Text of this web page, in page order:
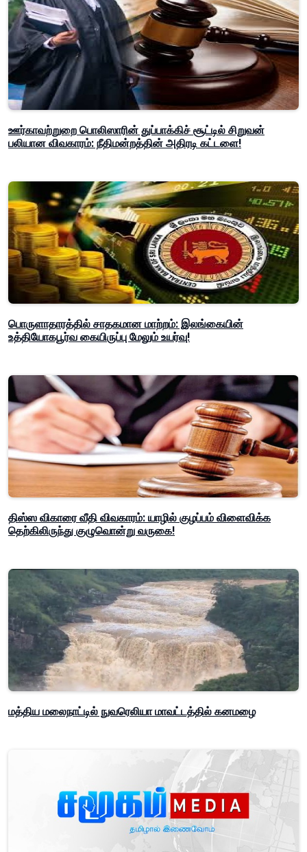
ஊர்காவற்றுறை பொலிஸாரின் துப்பாக்கிச் சூட்டில் சிறுவன்
பலியான விவகாரம்: நீதிமன்றத்தின் அதிரடி கட்டளை!
பொருளாதாரத்தில் சாதகமான மாற்றம்: இலங்கையின்
உத்தியோகபூர்வ கையிருப்பு மேலும் உயர்வு!
திஸ்ஸ விகாரை வீதி விவகாரம்: யாழில் குழப்பம் விளைவிக்க
தெற்கிலிருந்து குழுவொன்று வருகை!
மத்திய மலைநாட்டில் நுவரெலியா மாவட்டத்தில் கனமழை